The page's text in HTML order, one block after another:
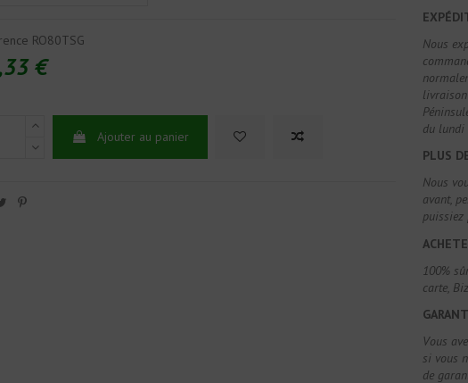
RO80TSG
€
Ajouter au panier
Nous
du lundi
PLUS
Nous
avant,
100%
carte,
Vous
si vous
de